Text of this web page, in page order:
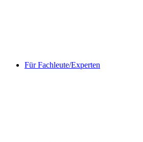
Für Fachleute/Experten